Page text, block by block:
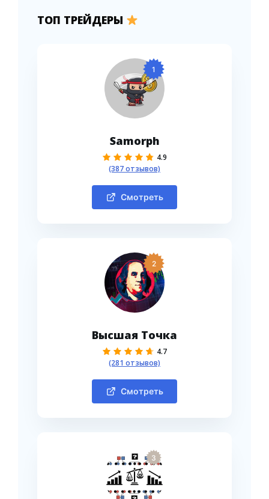
ТОП ТРЕЙДЕРЫ
1
Samorph
4.9
(387 отзывов)
Смотреть
2
Высшая Точка
4.7
(281 отзывов)
Смотреть
3